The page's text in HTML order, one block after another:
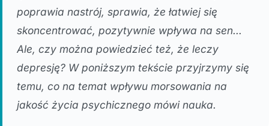
poprawia nastrój, sprawia, że łatwiej się
skoncentrować, pozytywnie wpływa na sen…
Ale, czy można powiedzieć też, że leczy
depresję? W poniższym tekście przyjrzymy się
temu, co na temat wpływu morsowania na
jakość życia psychicznego mówi nauka.